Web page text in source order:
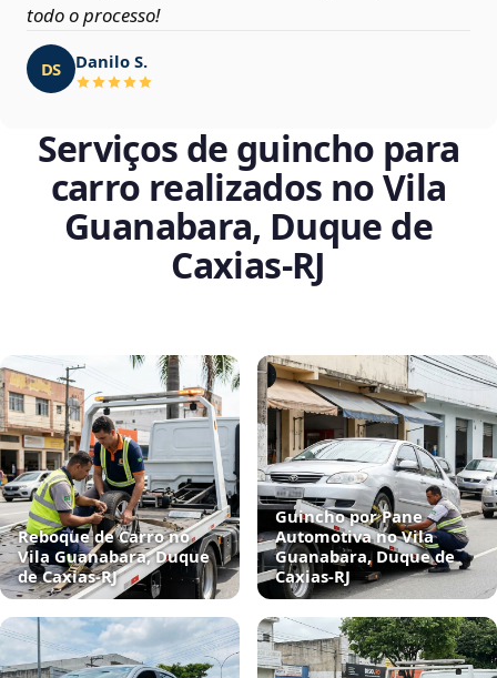
todo o processo!
DS Danilo S.
Serviços de guincho para
carro realizados no Vila
Guanabara, Duque de
Caxias‑RJ
Reboque de Carro no
Vila Guanabara, Duque
de Caxias‑RJ
Guincho por Pane
Automotiva no Vila
Guanabara, Duque de
Caxias‑RJ